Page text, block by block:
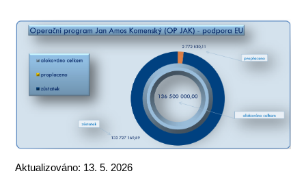
Aktualizováno: 13. 5. 2026